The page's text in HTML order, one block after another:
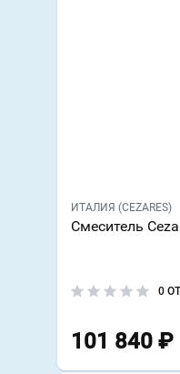
ИТАЛИЯ (CEZARES)
Смеситель
0
101 840 ₽